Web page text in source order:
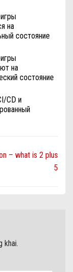
на
состояние
на
состояние
CD и
– what is 2 plus
5
khai.